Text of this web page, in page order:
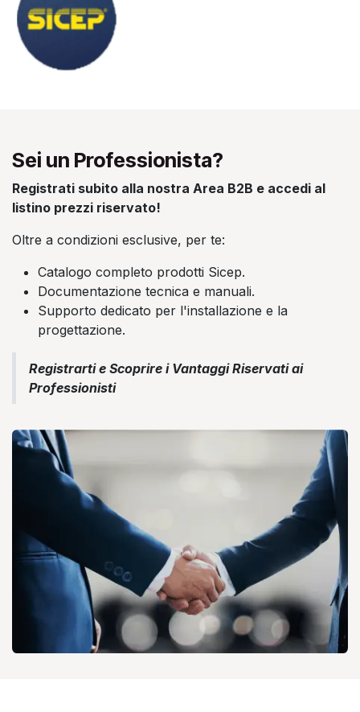
Sei un Professionista?
Registrati subito alla nostra Area B2B e accedi al
listino prezzi riservato!
Oltre a condizioni esclusive, per te:
Catalogo completo prodotti Sicep.
Documentazione tecnica e manuali.
Supporto dedicato per l'installazione e la
progettazione.
Registrarti e Scoprire i Vantaggi Riservati ai
Professionisti